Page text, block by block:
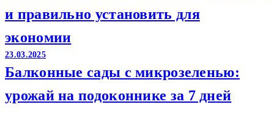
и правильно установить для
экономии
23.03.2025
Балконные сады с микрозеленью:
урожай на подоконнике за 7 дней